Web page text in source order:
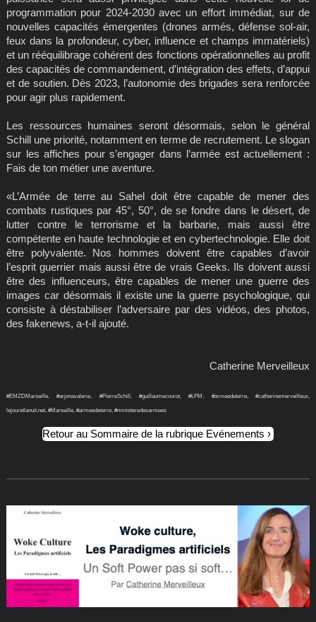
programmation pour 2024-2030 avec un effort immédiat, sur de
nouvelles capacités émergentes (drones armés, défense sol-air,
feux dans la profondeur, cyber, influence et champs immatériels)
et un rééquilibrage cohérent des fonctions opérationnelles au profit
des capacités de commandement, d’intégration des effets, d’appui
et de soutien. Dès 2023, l’autonomie des brigades sera renforcée
pour agir plus rapidement.
Les ressources humaines seront désormais, selon le général
Schill une priorité, notamment en terme de recrutement. Le slogan
sur les affiches pour s’engager dans l’armée est actuellement :
Fais de ton métier une aventure.
«L’Armée de terre au Sahel doit être capable de mener des
combats rustiques par 45°, 50°, de se fondre dans le désert, de
lutter contre le terrorisme et la barbarie, mais aussi être
compétente en haute technologie et en cybertechnologie. Elle doit
être polyvalente. Nos hommes doivent être capables d’avoir
l’esprit guerrier mais aussi être de vrais Geeks. Ils doivent aussi
être des influenceurs, être capables de mener une guerre des
images car désormais il existe une la guerre psychologique, qui
consiste à déstabiliser l’adversaire par des vidéos, des photos,
des fakenews, a-t-il ajouté.
Catherine Merveilleux
#EMZDMarseille, #arjonavalerie, #PierreSchill, #guillaumecourot, #LPM, #armeedeterre, #catherinemerveilleux,
lejouretlanuit.net, #Marseille, #armeedeterre, #ministeredesarmees
Retour au Sommaire de la rubrique Evénements